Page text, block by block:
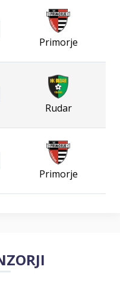
Primorje
Rudar
Primorje